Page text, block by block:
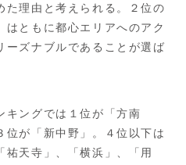
た理由と考えられる。２位の
はともに都心エリアへのアク
ーズナブルであることが選ば
ングでは１位が「方南
位が「新中野」。４位以下は
祐天寺」、「横浜」、「用